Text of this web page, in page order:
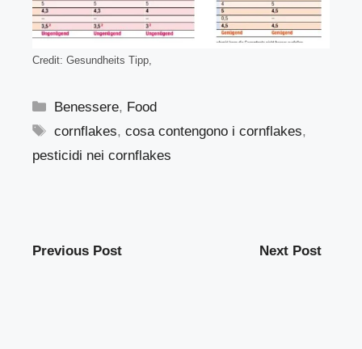
Credit: Gesundheits Tipp,
Categorie
Benessere, Food
Tag
cornflakes,cosa contengono i cornflakes,
pesticidi nei cornflakes
Previous Post Next Post